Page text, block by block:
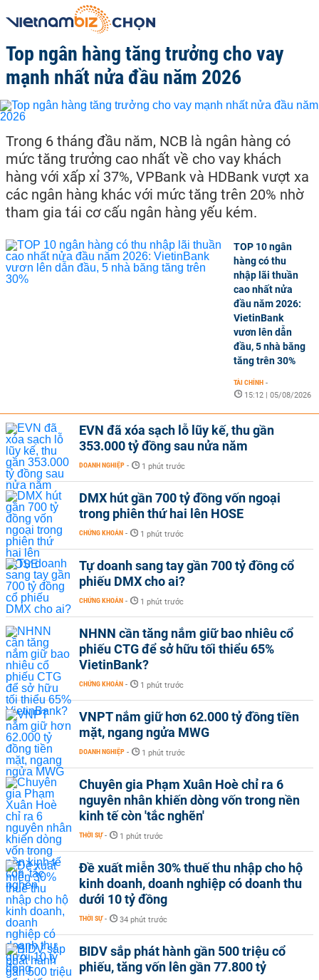
Top ngân hàng tăng trưởng cho vay
mạnh nhất nửa đầu năm 2026
Trong 6 tháng đầu năm, NCB là ngân hàng có
mức tăng trưởng cao nhất về cho vay khách
hàng với xấp xỉ 37%, VPBank và HDBank vượt xa
các ngân hàng khác với mức tăng trên 20% nhờ
tham gia tái cơ cấu ngân hàng yếu kém.
TOP 10 ngân
hàng có thu
nhập lãi thuần
cao nhất nửa
đầu năm 2026:
VietinBank
vươn lên dẫn
đầu, 5 nhà băng
tăng trên 30%
TÀI CHÍNH -
15:12 | 05/08/2026
EVN đã xóa sạch lỗ lũy kế, thu gần
353.000 tỷ đồng sau nửa năm
DOANH NGHIỆP - 1 phút trước
DMX hút gần 700 tỷ đồng vốn ngoại
trong phiên thứ hai lên HOSE
CHỨNG KHOÁN - 1 phút trước
Tự doanh sang tay gần 700 tỷ đồng cổ
phiếu DMX cho ai?
CHỨNG KHOÁN - 1 phút trước
NHNN cần tăng nắm giữ bao nhiêu cổ
phiếu CTG để sở hữu tối thiểu 65%
VietinBank?
CHỨNG KHOÁN - 1 phút trước
VNPT nắm giữ hơn 62.000 tỷ đồng tiền
mặt, ngang ngửa MWG
DOANH NGHIỆP - 1 phút trước
Chuyên gia Phạm Xuân Hoè chỉ ra 6
nguyên nhân khiến dòng vốn trong nền
kinh tế còn 'tắc nghẽn'
THỜI SỰ - 1 phút trước
Đề xuất miễn 30% thuế thu nhập cho hộ
kinh doanh, doanh nghiệp có doanh thu
dưới 10 tỷ đồng
THỜI SỰ - 34 phút trước
BIDV sắp phát hành gần 500 triệu cổ
phiếu, tăng vốn lên gần 77.800 tỷ